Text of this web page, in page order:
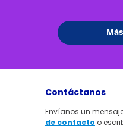
Contáctanos
Envíanos un
de contacto o